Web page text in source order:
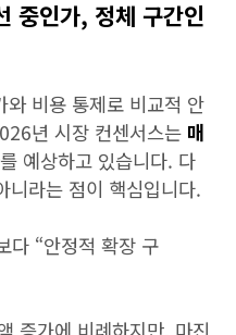
중인가, 정체 구간인
비용 통제로 비교적 안
년 시장 컨센서스는 매
를 예상하고 있습니다. 다
니라는 점이 핵심입니다.
다 “안정적 확장 구